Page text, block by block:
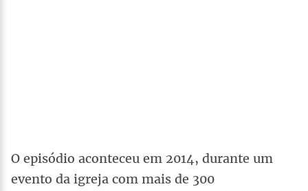
O episódio aconteceu em 2014, durante um
evento da igreja com mais de 300